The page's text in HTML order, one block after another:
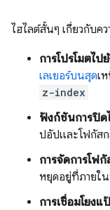
ไฮไลต์สั้นๆ เกี่ยวกับค
การโปรโมตไป
เลเยอร์บนสุดเ
z-index
ฟังก์ชันการปิด
ปอัปและโฟกัส
การจัดการโฟ
หยุดอยู่ที่ภายใ
การเชื่อมโยง